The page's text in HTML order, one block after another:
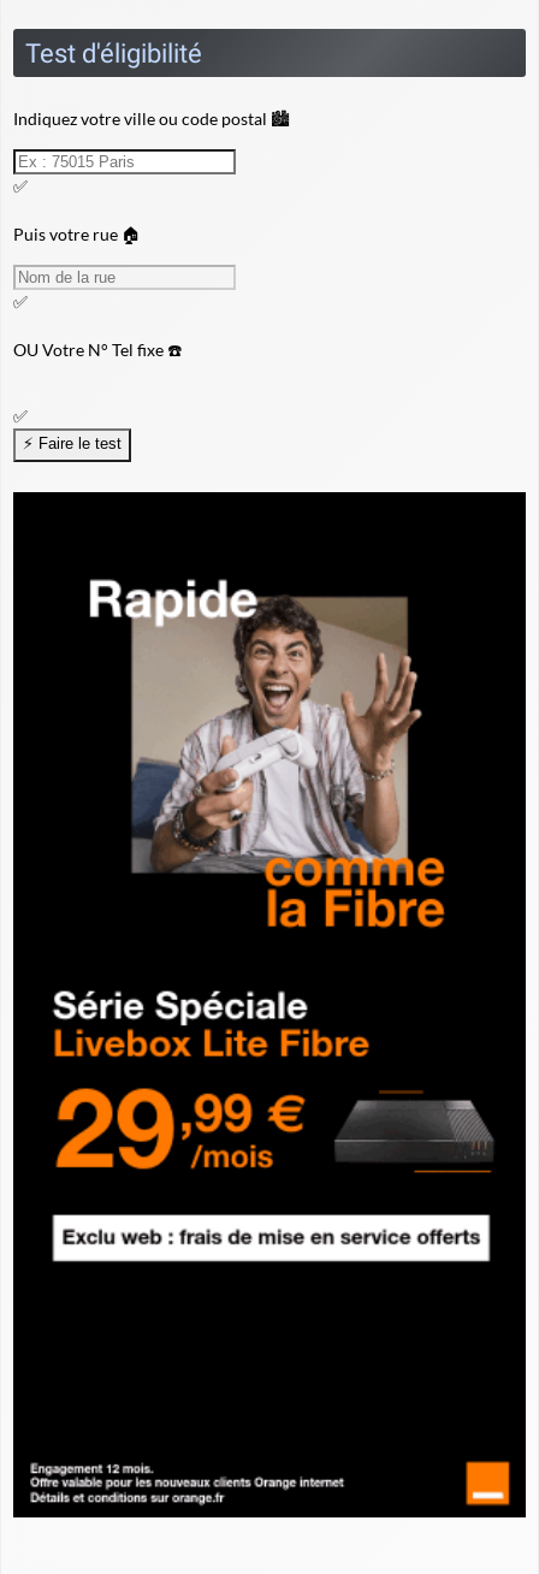
Test d'éligibilité
Indiquez votre ville ou code postal 🏙️
✅
Puis votre rue 🏠
✅
OUVotre N° Tel fixe ☎️
✅